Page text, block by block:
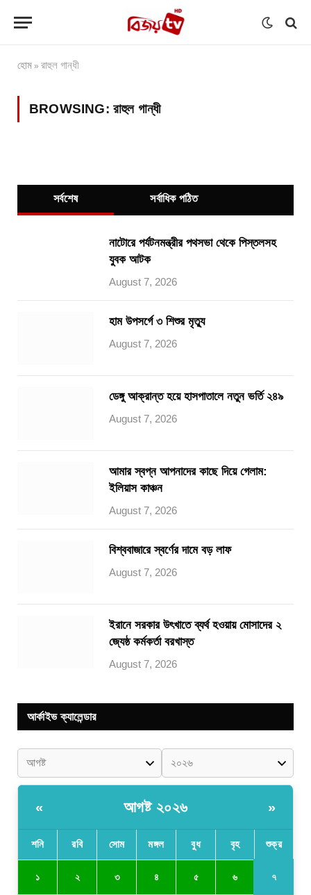
হোম » রাহুল গান্ধী
BROWSING: রাহুল গান্ধী
সর্বশেষ সর্বাধিক পঠিত
নাটোরে পর্যটনমন্ত্রীর পথসভা থেকে পিস্তলসহ
যুবক আটক
August 7, 2026
হাম উপসর্গে ৩ শিশুর মৃত্যু
August 7, 2026
ডেঙ্গু আক্রান্ত হয়ে হাসপাতালে নতুন ভর্তি ২৪৯
August 7, 2026
আমার স্বপ্ন আপনাদের কাছে দিয়ে গেলাম:
ইলিয়াস কাঞ্চন
August 7, 2026
বিশ্ববাজারে স্বর্ণের দামে বড় লাফ
August 7, 2026
ইরানে সরকার উৎখাতে ব্যর্থ হওয়ায় মোসাদের ২
জ্যেষ্ঠ কর্মকর্তা বরখাস্ত
August 7, 2026
আর্কাইভ ক্যালেন্ডার
« আগষ্ট ২০২৬ »
শনি রবি সোম মঙ্গল বুধ বৃহ শুক্র
১ ২ ৩ ৪ ৫ ৬ ৭